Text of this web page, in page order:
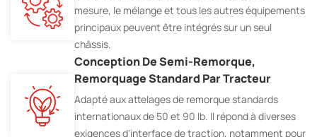
mesure, le mélange et tous les autres équipements
principaux peuvent être intégrés sur un seul
châssis.
Conception De Semi-Remorque,
Remorquage Standard Par Tracteur
Adapté aux attelages de remorque standards
internationaux de 50 et 90 lb. Il répond à diverses
exigences d'interface de traction, notamment pour